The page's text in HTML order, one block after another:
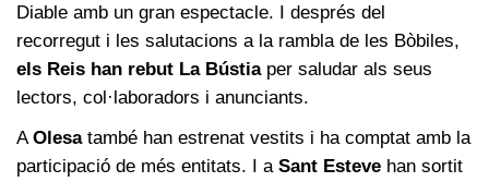
Diable amb un gran espectacle. I després del
recorregut i les salutacions a la rambla de les Bòbiles,
els Reis han rebut La Bústiaper saludar als seus
lectors, col·laboradors i anunciants.
A Olesatambé han estrenat vestits i ha comptat amb la
participació de més entitats. I a Sant Esteve han sortit